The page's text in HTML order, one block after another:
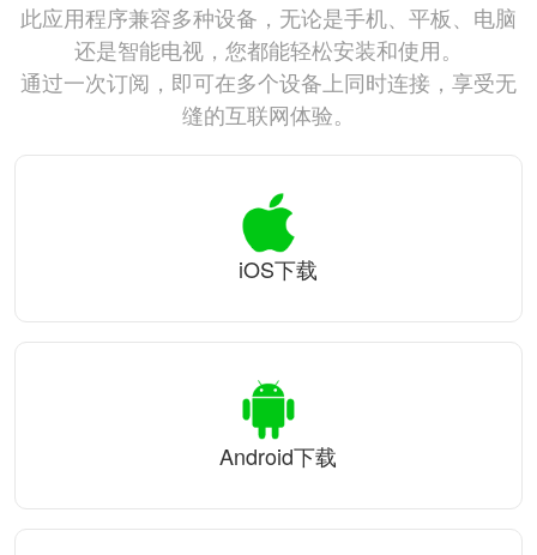
此应用程序兼容多种设备，无论是手机、平板、电脑
还是智能电视，您都能轻松安装和使用。
通过一次订阅，即可在多个设备上同时连接，享受无
缝的互联网体验。
iOS下载
Android下载